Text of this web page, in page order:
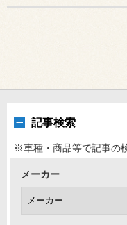
記事検索
※車種・商品等で記事の
メーカー